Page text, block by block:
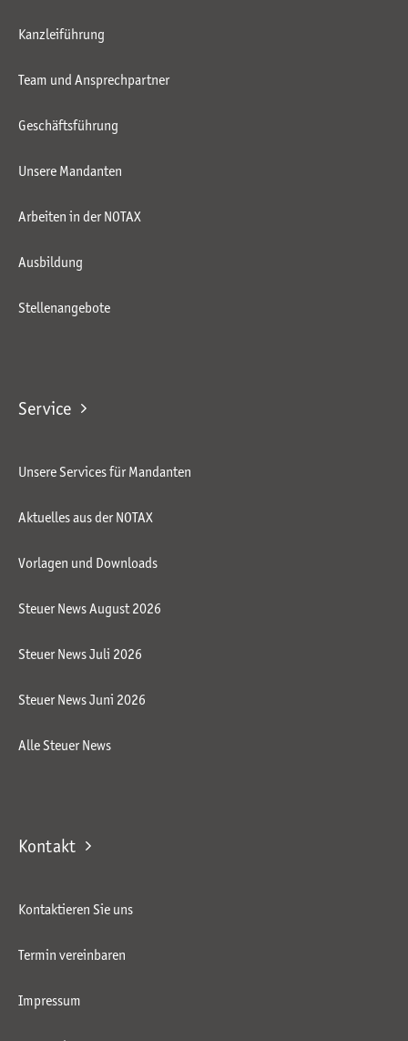
Kanzleiführung
Team und Ansprechpartner
Geschäftsführung
Unsere Mandanten
Arbeiten in der NOTAX
Ausbildung
Stellenangebote
Service
Unsere Services für Mandanten
Aktuelles aus der NOTAX
Vorlagen und Downloads
Steuer News August 2026
Steuer News Juli 2026
Steuer News Juni 2026
Alle Steuer News
Kontakt
Kontaktieren Sie uns
Termin vereinbaren
Impressum